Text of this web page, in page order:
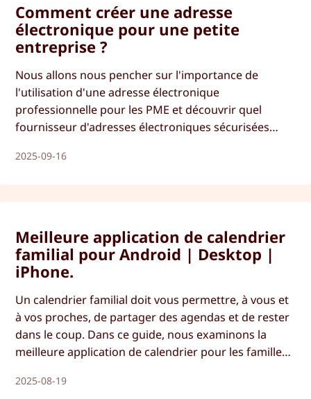
Comment créer une adresse
électronique pour une petite
entreprise ?
Nous allons nous pencher sur l'importance de
l'utilisation d'une adresse électronique
professionnelle pour les PME et découvrir quel
fournisseur d'adresses électroniques sécurisées
2025-09-16
Meilleure application de calendrier
familial pour Android | Desktop |
iPhone.
Un calendrier familial doit vous permettre, à vous et
à vos proches, de partager des agendas et de rester
dans le coup. Dans ce guide, nous examinons la
meilleure application de calendrier pour les familles
2025-08-19